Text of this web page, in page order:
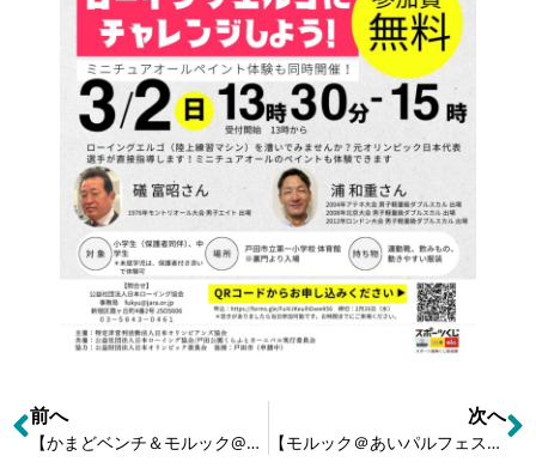
前へ
【かまどベンチ＆モルック@あいパル広場 開催しました】
次へ
【モルック＠あいパルフェスタ】